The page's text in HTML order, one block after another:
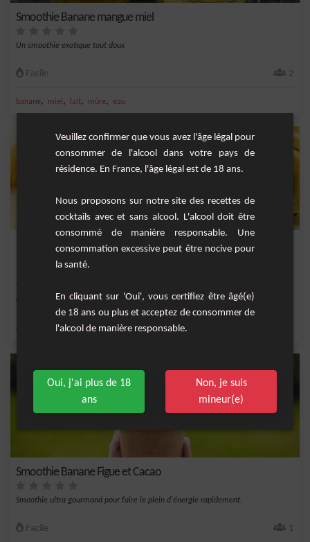
Smoothie Banane mangue miel
Un smoothie exotique tout doux
Facile 2
banane, miel , lait, mûre, eau
Smoothie vert énergisant à l'avocat et à la banane
1 avis
citron banane,sucre, lait,eau
Smoothie Banane Figue et Cacao
Smoothie ultra gourmand pour faire le plein d'énergie rapidement.
Facile 1
Veuillez confirmer que vous avez l'âge légal pour
consommer de l'alcool dans votre pays de
résidence. En France, l'âge légal est de 18 ans.
Nous proposons sur notre site des recettes de
cocktails avec et sans alcool. L'alcool doit être
consommé de manière responsable. Une
consommation excessive peut être nocive pour
la santé.
En cliquant sur 'Oui', vous certifiez être âgé(e)
de 18 ans ou plus et acceptez de consommer de
l'alcool de manière responsable.
Oui, j'ai plus de 18
ans
Non, je suis
mineur(e)